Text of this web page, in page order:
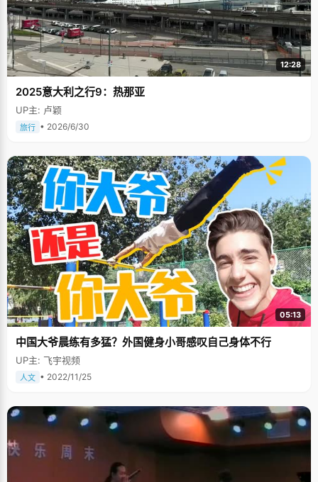
12:28
2025意大利之行9：热那亚
UP主: 卢颖
旅行 • 2026/6/30
05:13
中国大爷晨练有多猛？外国健身小哥感叹自己身体不行
UP主: 飞宇视频
人文 • 2022/11/25